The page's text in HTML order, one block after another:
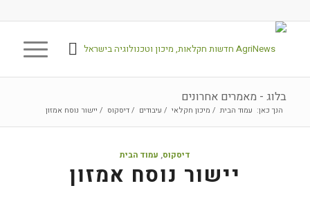
בלוג - מאמרים אחרונים
הנך כאן: עמוד הבית / מיכון חקלאי / עיבודים / דיסקוס / יישור נוסח אמזון
דיסקוס, עמוד הבית
יישור נוסח אמזון